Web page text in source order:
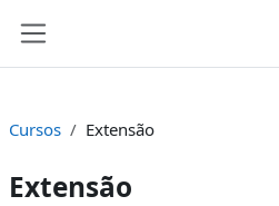
Cursos Extensão
Extensão